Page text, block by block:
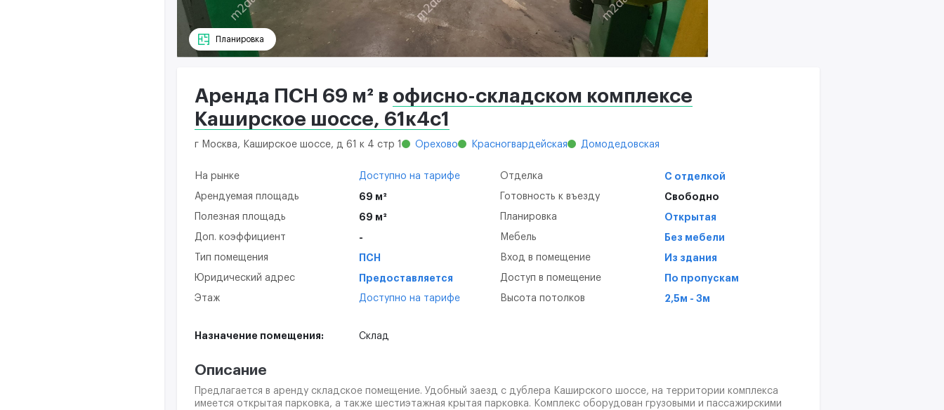
Планировка
Аренда ПСН 69 м² в офисно-складском комплексе
Каширское шоссе, 61к4с1
г Москва, Каширское шоссе, д 61 к 4 стр 1 Орехово Красногвардейская Домодедовская
На рынке Доступно на тарифе
Арендуемая площадь 69 м²
Полезная площадь 69 м²
Доп. коэффициент -
Тип помещения ПСН
Юридический адрес Предоставляется
Этаж Доступно на тарифе
Отделка С отделкой
Готовность к въезду Свободно
Планировка Открытая
Мебель Без мебели
Вход в помещение Из здания
Доступ в помещение По пропускам
Высота потолков 2,5м - 3м
Назначение помещения: Склад
Описание
Предлагается в аренду складское помещение. Удобный заезд с дублера Каширского шоссе, на территории комплекса
имеется открытая парковка, а также шестиэтажная крытая парковка. Комплекс оборудован грузовыми и пассажирскими